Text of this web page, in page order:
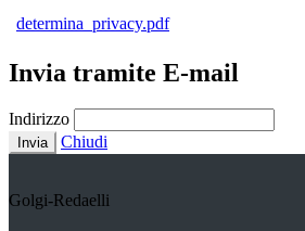
determina_privacy.pdf
Invia tramite E-mail
Indirizzo
Invia Chiudi
Golgi-Redaelli